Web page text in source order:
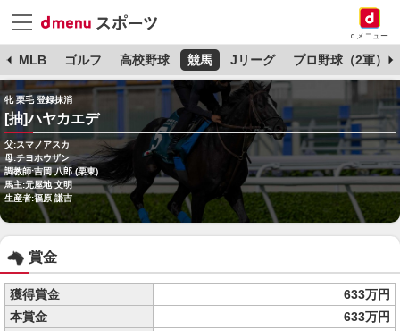
dメニュー
MLB ゴルフ 高校野球 競馬 Jリーグ プロ野球（2軍）
牝 栗毛 登録抹消
[抽]ハヤカエデ
父:スマノアスカ
母:チヨホウザン
調教師:吉岡 八郎 (栗東)
馬主:元屋地 文明
生産者:福原 謙吉
賞金
獲得賞金
633万円
本賞金
633万円